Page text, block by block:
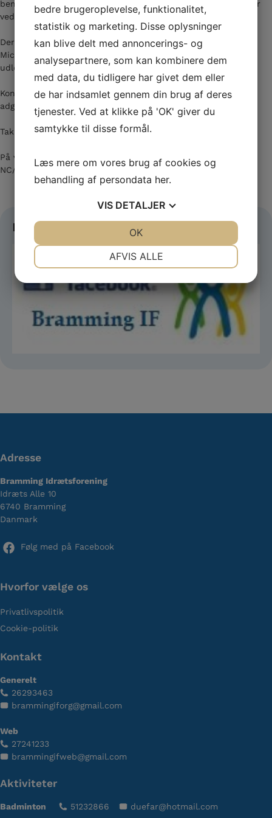
bemærkes at disse er reserveret til etablering af en container
ved MTB banen.
Der er mange, som har doneret penge til en mindefond for
Michael Beiter, Fonden administreres af Motion, og Fonden
udlodder midler, der relateres til MTB banen i Bramming.
Kontingentet i Motion for 2026 er uændret 300 kr, som giver
adgang til at deltage i alle aktiviteter under Motion.
Tak til alle udvalgsmedlemmer, frivillige og sponsorer.
På vegne af Motionsudvalget
NC/Februar 2026
Facebook
Adresse
Bramming Idrætsforening
Idræts Alle 10
6740 Bramming
Danmark
Følg med på Facebook
Hvorfor vælge os
Privatlivspolitik
Cookie-politik
Kontakt
Generelt
26293463
brammingiforg@gmail.com
Web
27241233
brammingifweb@gmail.com
Aktiviteter
Badminton 51232866 duefar@hotmail.com
bedre brugeroplevelse, funktionalitet,
statistik og marketing. Disse oplysninger
kan blive delt med annoncerings- og
analysepartnere, som kan kombinere dem
med data, du tidligere har givet dem eller
de har indsamlet gennem din brug af deres
tjenester. Ved at klikke på 'OK' giver du
samtykke til disse formål.
Læs mere om vores brug af cookies og
behandling af persondata her.
VIS DETALJER
MARKETING STATISTIK
AFVIS ALLE
OK